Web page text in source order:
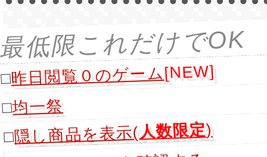
低限これだけでOK
□昨日閲覧０のゲーム[NEW]
□均一祭
□隠し商品を表示(人数限定)